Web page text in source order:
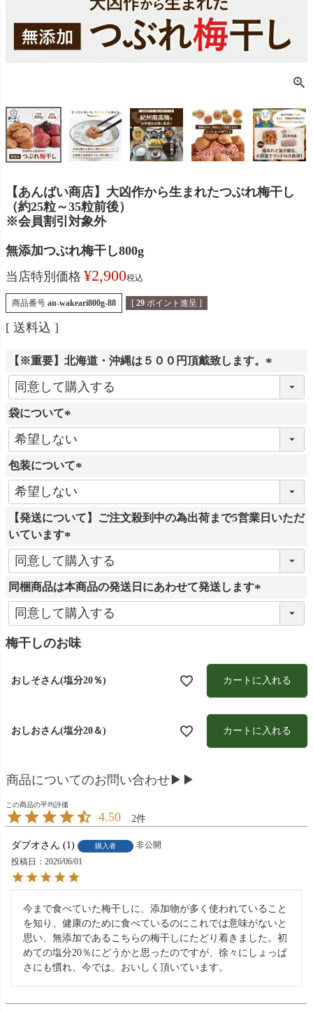
【あんばい商店】大凶作から生まれたつぶれ梅干し
（約25粒～35粒前後）
※会員割引対象外
無添加つぶれ梅干し800g
当店特別価格 ¥2,900税込
商品番号 an-wakeari800g-88 [ 29 ポイント進呈 ]
送料込
【※重要】北海道・沖縄は５００円頂戴致します。
必
)
袋について
(
必
須
)
包装について
必
須
【発送について】ご注文殺到中の為出荷まで5営業日いただ
いています
(
必
須
)
同梱商品は本商品の発送日にあわせて発送します
必
梅干しのお味
おしそさん(塩分20％) カートに入れる
おしおさん(塩分20＆) カートに入れる
商品についてのお問い合わせ▶▶
4.50 2
ダブオ 1 購入者
非公開
投稿日
2026/06/01
今まで食べていた梅干しに、添加物が多く使われていること
を知り、健康のために食べているのにこれでは意味がないと
思い、無添加であるこちらの梅干しにたどり着きました。初
めての塩分20％にどうかと思ったのですが、徐々にしょっぱ
さにも慣れ、今では、おいしく頂いています。